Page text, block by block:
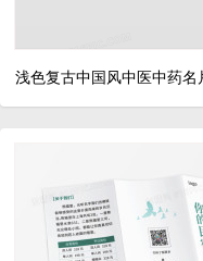
浅色复古中国风中医中药名